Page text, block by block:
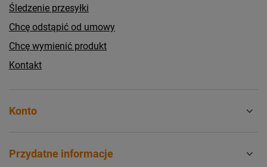
Śledzenie przesyłki
Chcę odstąpić od umowy
Chcę wymienić produkt
Kontakt
Konto
Przydatne informacje